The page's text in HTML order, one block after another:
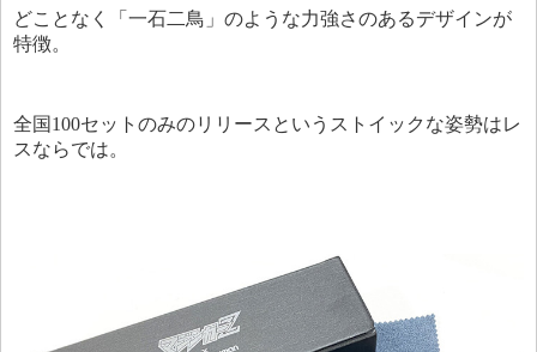
どことなく「一石二鳥」のような力強さのあるデザインが
特徴。
全国100セットのみのリリースというストイックな姿勢はレ
スならでは。